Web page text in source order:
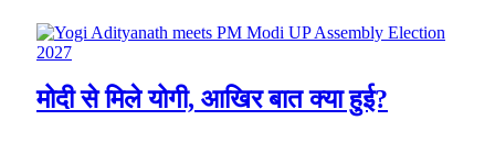
मोदी से मिले योगी, आखिर बात क्या हुई?